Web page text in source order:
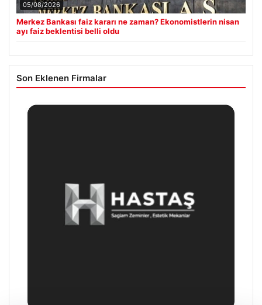
05/08/2026
Merkez Bankası faiz kararı ne zaman? Ekonomistlerin nisan
ayı faiz beklentisi belli oldu
Son Eklenen Firmalar